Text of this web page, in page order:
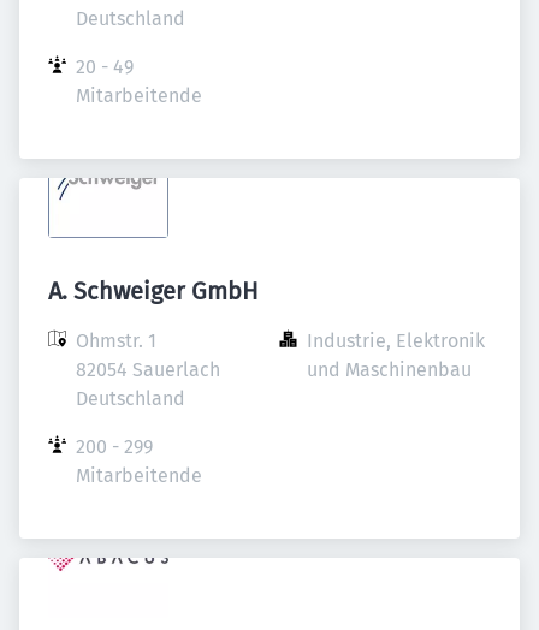
Deutschland
20 - 49
Mitarbeitende
A. Schweiger GmbH
Ohmstr. 1
82054 Sauerlach
Deutschland
Industrie, Elektronik
und Maschinenbau
200 - 299
Mitarbeitende